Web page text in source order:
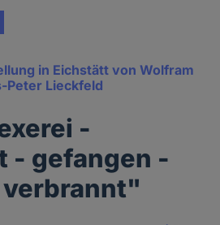
in Eichstätt von Wolfram
Peter Lieckfeld
-
- gefangen -